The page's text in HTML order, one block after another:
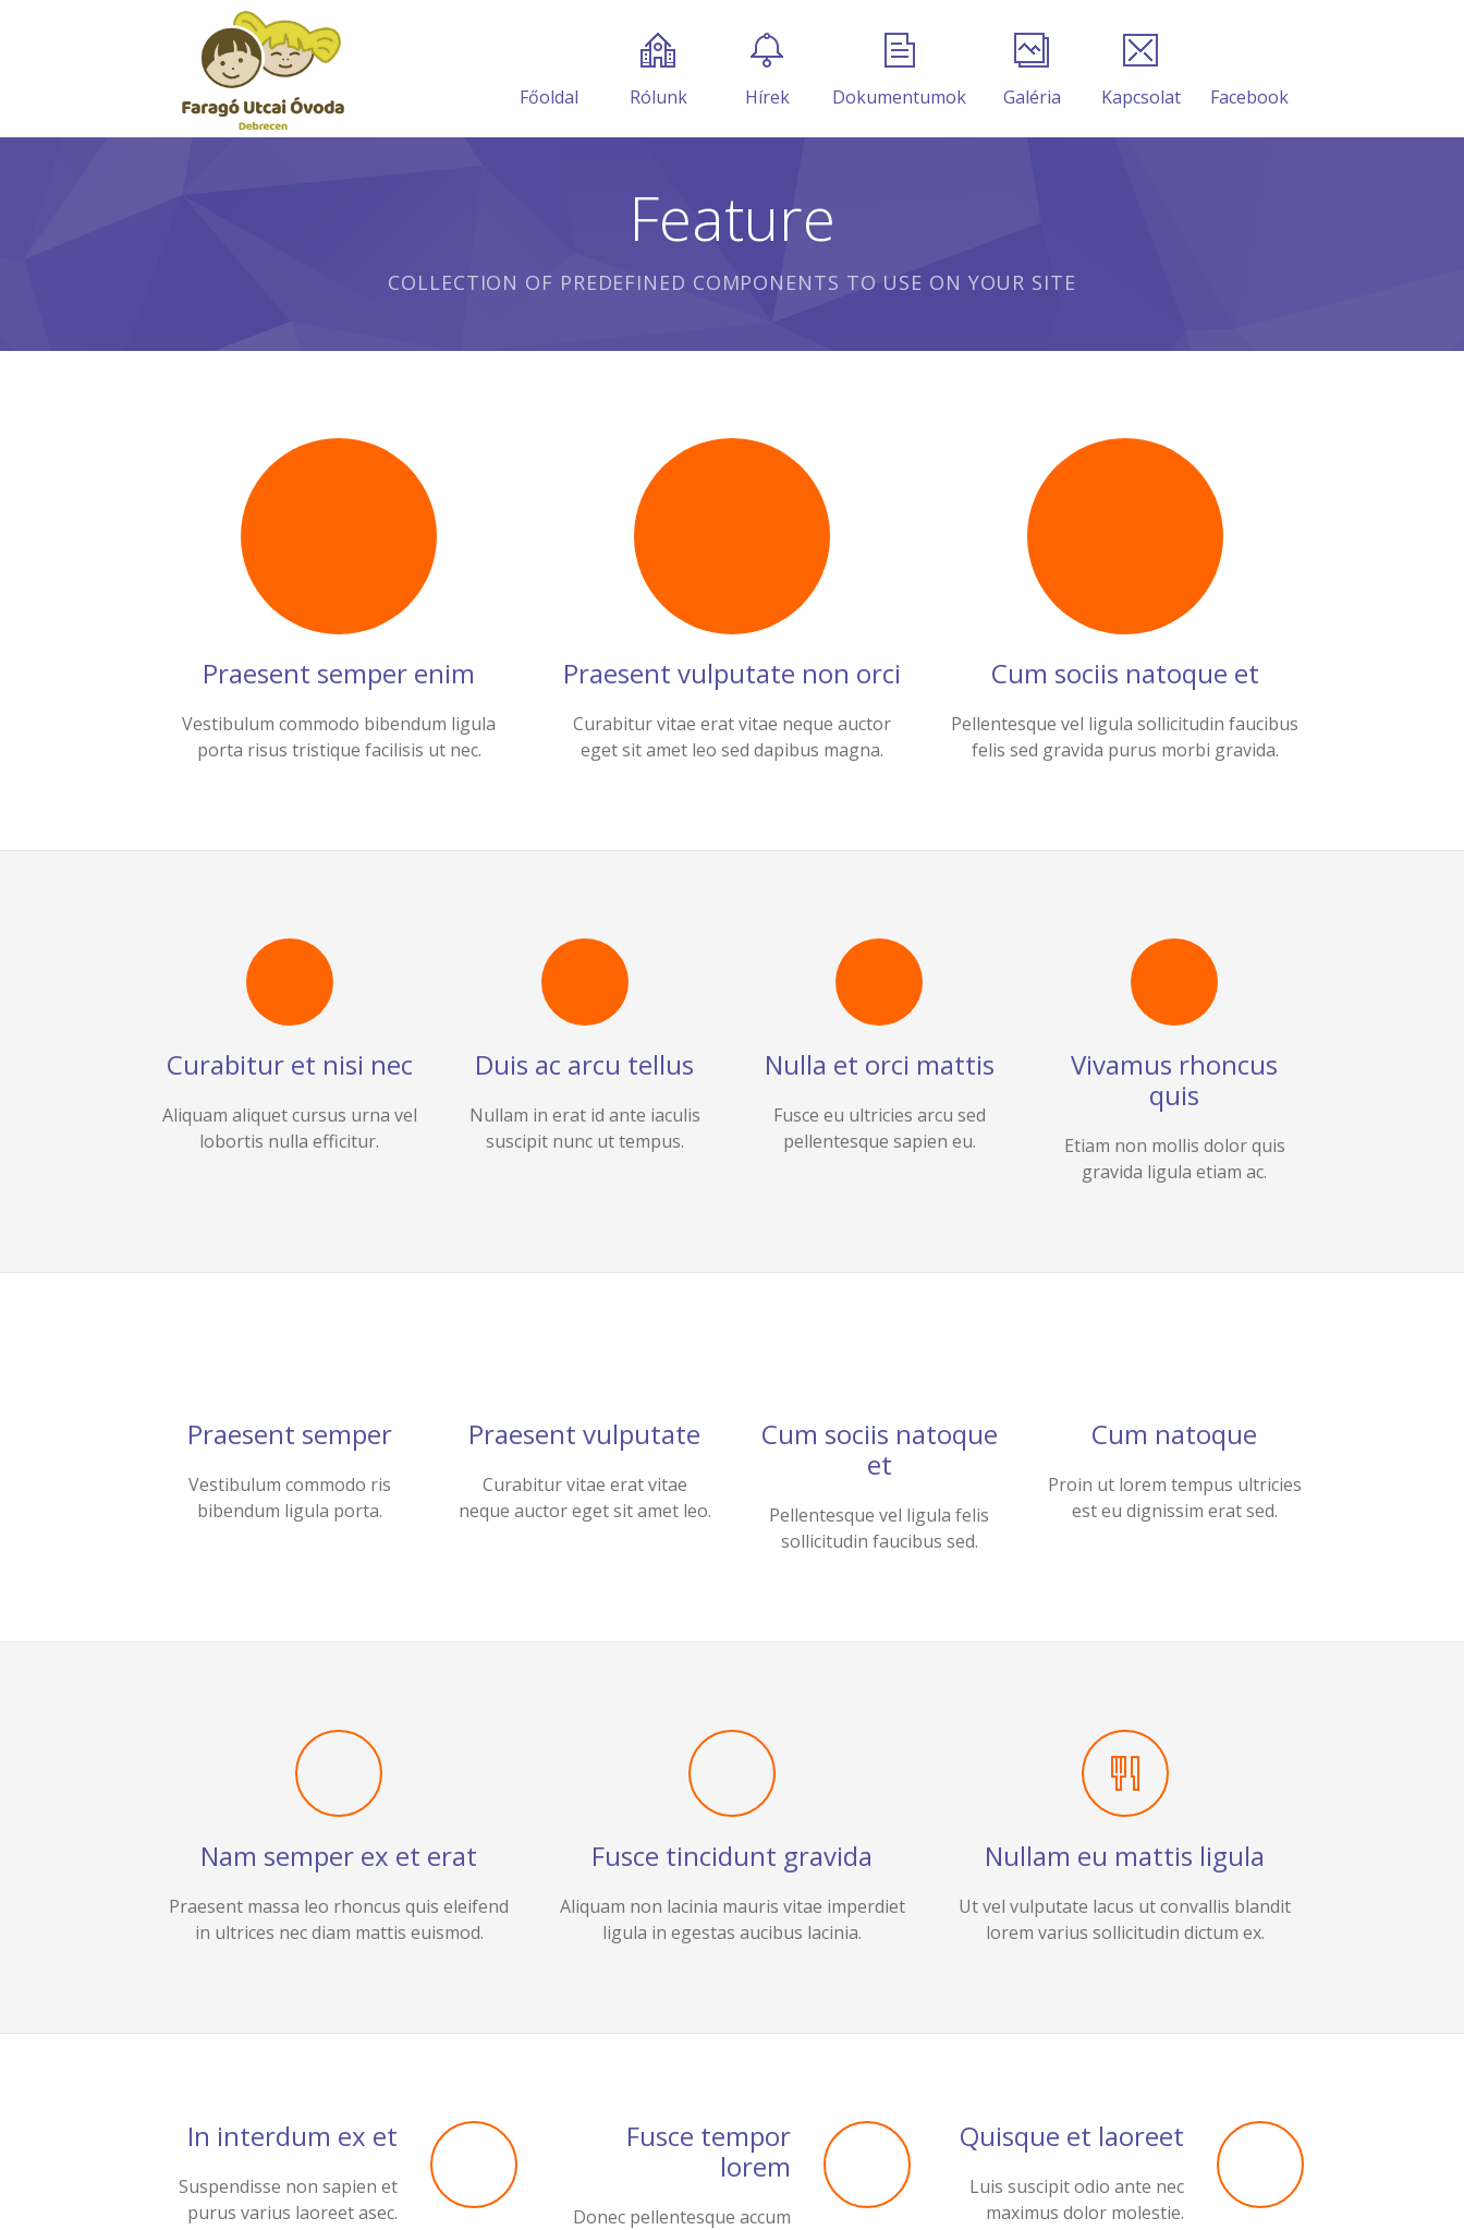
Főoldal Rólunk Hírek Dokumentumok Galéria Kapcsolat Facebook
Feature
COLLECTION OF PREDEFINED COMPONENTS TO USE ON YOUR SITE
Praesent semper enim
Vestibulum commodo bibendum ligula
porta risus tristique facilisis ut nec.
Praesent vulputate non orci
Curabitur vitae erat vitae neque auctor
eget sit amet leo sed dapibus magna.
Cum sociis natoque et
Pellentesque vel ligula sollicitudin faucibus
felis sed gravida purus morbi gravida.
Curabitur et nisi nec
Aliquam aliquet cursus urna vel
lobortis nulla efficitur.
Duis ac arcu tellus
Nullam in erat id ante iaculis
suscipit nunc ut tempus.
Nulla et orci mattis
Fusce eu ultricies arcu sed
pellentesque sapien eu.
Vivamus rhoncus
quis
Etiam non mollis dolor quis
gravida ligula etiam ac.
Praesent semper
Vestibulum commodo ris
bibendum ligula porta.
Praesent vulputate
Curabitur vitae erat vitae
neque auctor eget sit amet leo.
Cum sociis natoque
et
Pellentesque vel ligula felis
sollicitudin faucibus sed.
Cum natoque
Proin ut lorem tempus ultricies
est eu dignissim erat sed.
Nam semper ex et erat
Praesent massa leo rhoncus quis eleifend
in ultrices nec diam mattis euismod.
Fusce tincidunt gravida
Aliquam non lacinia mauris vitae imperdiet
ligula in egestas aucibus lacinia.
Nullam eu mattis ligula
Ut vel vulputate lacus ut convallis blandit
lorem varius sollicitudin dictum ex.
In interdum ex et
Suspendisse non sapien et
purus varius laoreet asec.
Fusce tempor
lorem
Donec pellentesque accum
Quisque et laoreet
Luis suscipit odio ante nec
maximus dolor molestie.